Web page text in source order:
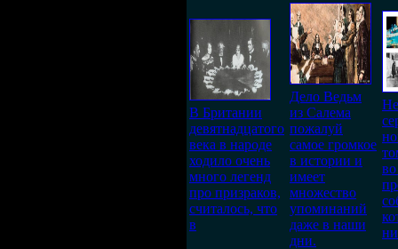
В Британии
девятнадцатого
века в народе
ходило очень
много легенд
про призраков,
считалось, что
в
Дело Ведьм
из Салема
пожалуй
самое громкое
в истории и
имеет
множество
упоминаний
даже в наши
дни.